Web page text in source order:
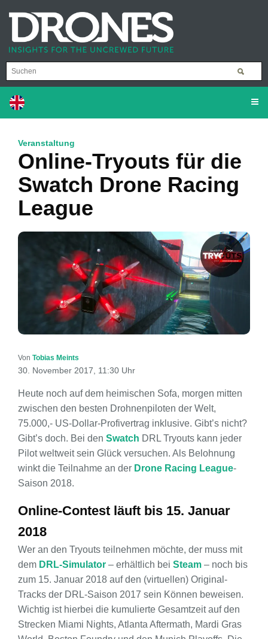
Veranstaltung
Online-Tryouts für die
Swatch Drone Racing
League
Von Tobias Meints
30. November 2017, 11:30 Uhr
Heute noch auf dem heimischen Sofa, morgen mitten
zwischen den besten Drohnenpiloten der Welt,
75.000,- US-Dollar-Profivertrag inklusive. Gibt’s nicht?
Gibt’s doch. Bei den Swatch DRL Tryouts kann jeder
Pilot weltweit sein Glück versuchen. Als Belohnung
winkt die Teilnahme an der Drone Racing League-
Saison 2018.
Online-Contest läuft bis 15. Januar
2018
Wer an den Tryouts teilnehmen möchte, der muss mit
dem DRL-Simulator – erhältlich bei Steam – noch bis
zum 15. Januar 2018 auf den (virtuellen) Original-
Tracks der DRL-Saison 2017 sein Können beweisen.
Wichtig ist hierbei die kumulierte Gesamtzeit auf den
Strecken Miami Nights, Atlanta Aftermath, Mardi Gras